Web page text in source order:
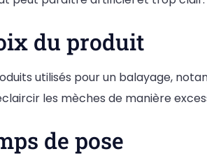
du produit
utilisés pour un balayage,
les mèches de manière
de pose